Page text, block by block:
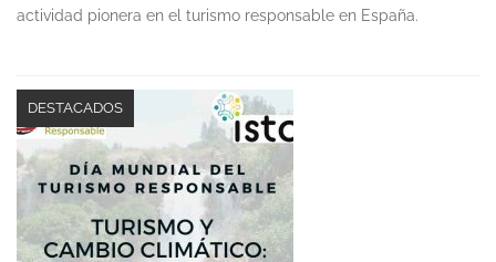
actividad pionera en el turismo responsable en España.
DESTACADOS